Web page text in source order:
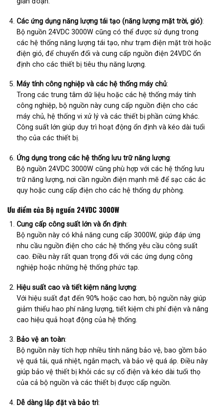
Các ứng dụng năng lượng tái tạo (năng lượng mặt trời, gió):
Bộ nguồn 24VDC 3000W cũng có thể được sử dụng trong
các hệ thống năng lượng tái tạo, như trạm điện mặt trời hoặc
điện gió, để chuyển đổi và cung cấp nguồn điện 24VDC ổn
định cho các thiết bị tiêu thụ năng lượng.
Máy tính công nghiệp và các hệ thống máy chủ:
Trong các trung tâm dữ liệu hoặc các hệ thống máy tính
công nghiệp, bộ nguồn này cung cấp nguồn điện cho các
máy chủ, hệ thống vi xử lý và các thiết bị phần cứng khác.
Công suất lớn giúp duy trì hoạt động ổn định và kéo dài tuổi
thọ của các thiết bị.
Ứng dụng trong các hệ thống lưu trữ năng lượng:
Bộ nguồn 24VDC 3000W cũng phù hợp với các hệ thống lưu
trữ năng lượng, nơi cần nguồn điện mạnh mẽ để sạc các ắc
quy hoặc cung cấp điện cho các hệ thống dự phòng.
Ưu điểm của Bộ nguồn 24VDC 3000W
Cung cấp công suất lớn và ổn định:
Bộ nguồn này có khả năng cung cấp 3000W, giúp đáp ứng
nhu cầu nguồn điện cho các hệ thống yêu cầu công suất
cao. Điều này rất quan trọng đối với các ứng dụng công
nghiệp hoặc những hệ thống phức tạp.
Hiệu suất cao và tiết kiệm năng lượng:
Với hiệu suất đạt đến 90% hoặc cao hơn, bộ nguồn này giúp
giảm thiểu hao phí năng lượng, tiết kiệm chi phí điện và nâng
cao hiệu quả hoạt động của hệ thống.
Bảo vệ an toàn:
Bộ nguồn này tích hợp nhiều tính năng bảo vệ, bao gồm bảo
vệ quá tải, quá nhiệt, ngắn mạch, và bảo vệ quá áp. Điều này
giúp bảo vệ thiết bị khỏi các sự cố điện và kéo dài tuổi thọ
của cả bộ nguồn và các thiết bị được cấp nguồn.
Dễ dàng lắp đặt và bảo trì: